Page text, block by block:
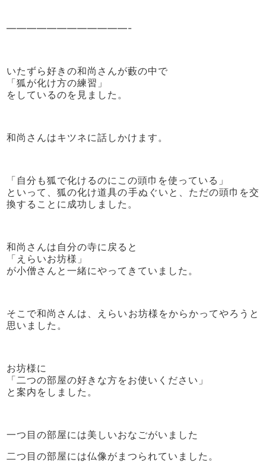
————————————-
いたずら好きの和尚さんが藪の中で
「狐が化け方の練習」
をしているのを見ました。
和尚さんはキツネに話しかけます。
「自分も狐で化けるのにこの頭巾を使っている」
といって、狐の化け道具の手ぬぐいと、ただの頭巾を交
換することに成功しました。
和尚さんは自分の寺に戻ると
「えらいお坊様」
が小僧さんと一緒にやってきていました。
そこで和尚さんは、えらいお坊様をからかってやろうと
思いました。
お坊様に
「二つの部屋の好きな方をお使いください」
と案内をしました。
一つ目の部屋には美しいおなごがいました
二つ目の部屋には仏像がまつられていました。